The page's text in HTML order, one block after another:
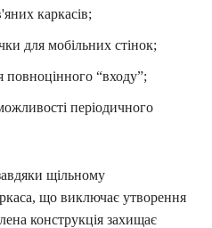
каркасів;
для мобільних стінок;
повноцінного “входу”;
періодичного
щільному
що виключає утворення
конструкція захищає